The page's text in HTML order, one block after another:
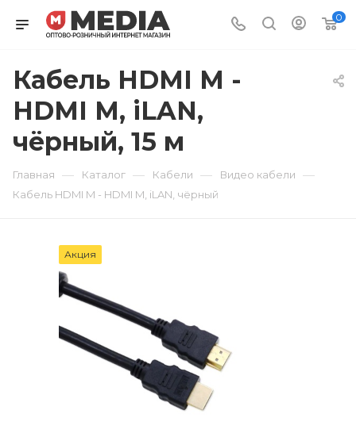
0
Кабель HDMI M -
HDMI M, iLAN,
чёрный, 15 м
Главная — Каталог — Кабели — Видео кабели —
Кабель HDMI M - HDMI M, iLAN, чёрный
Акция